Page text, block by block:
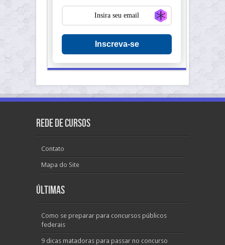
Generate new
Inscreva-se
Rede de Cursos
Contato
Mapa do Site
Últimas
Como se preparar para concursos públicos
federais
9 dicas matadoras para passar no concurso